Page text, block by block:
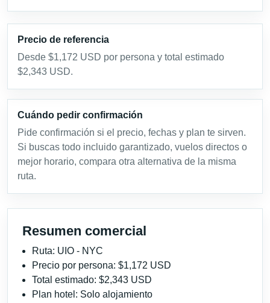
Precio de referencia
Desde $1,172 USD por persona y total estimado
$2,343 USD.
Cuándo pedir confirmación
Pide confirmación si el precio, fechas y plan te sirven.
Si buscas todo incluido garantizado, vuelos directos o
mejor horario, compara otra alternativa de la misma
ruta.
Resumen comercial
Ruta: UIO - NYC
Precio por persona: $1,172 USD
Total estimado: $2,343 USD
Plan hotel: Solo alojamiento